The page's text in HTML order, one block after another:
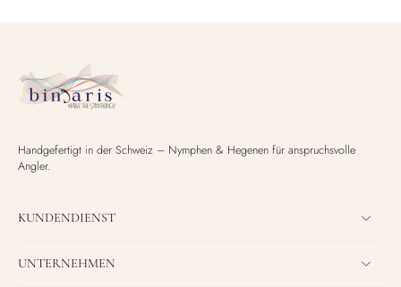
Handgefertigt in der Schweiz – Nymphen & Hegenen für anspruchsvolle
Angler.
KUNDENDIENST
UNTERNEHMEN